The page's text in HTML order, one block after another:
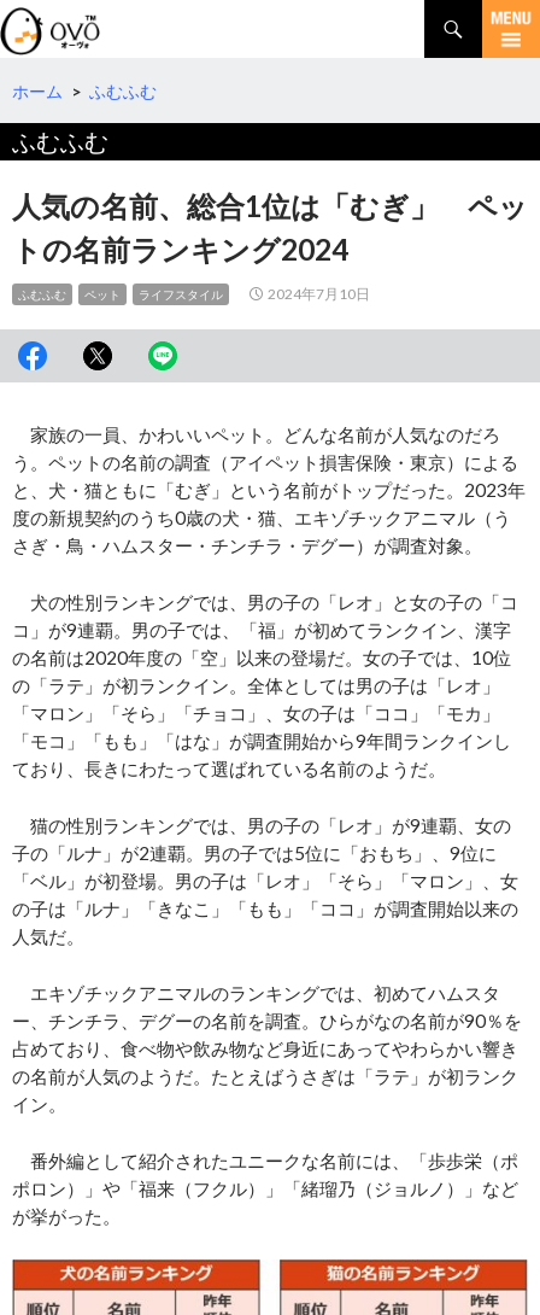
検
索
コ
テ
へ
動
ホーム > ふむふむ
ふむふむ
人気の名前、総合1位は「むぎ」 ペッ
トの名前ランキング2024
ふむふむ ペット ライフスタイル 2024年7月10日
家族の一員、かわいいペット。どんな名前が人気なのだろ
う。ペットの名前の調査（アイペット損害保険・東京）による
と、犬・猫ともに「むぎ」という名前がトップだった。2023年
度の新規契約のうち0歳の犬・猫、エキゾチックアニマル（う
さぎ・鳥・ハムスター・チンチラ・デグー）が調査対象。
犬の性別ランキングでは、男の子の「レオ」と女の子の「コ
コ」が9連覇。男の子では、「福」が初めてランクイン、漢字
の名前は2020年度の「空」以来の登場だ。女の子では、10位
の「ラテ」が初ランクイン。全体としては男の子は「レオ」
「マロン」「そら」「チョコ」、女の子は「ココ」「モカ」
「モコ」「もも」「はな」が調査開始から9年間ランクインし
ており、長きにわたって選ばれている名前のようだ。
猫の性別ランキングでは、男の子の「レオ」が9連覇、女の
子の「ルナ」が2連覇。男の子では5位に「おもち」、9位に
「ベル」が初登場。男の子は「レオ」「そら」「マロン」、女
の子は「ルナ」「きなこ」「もも」「ココ」が調査開始以来の
人気だ。
エキゾチックアニマルのランキングでは、初めてハムスタ
ー、チンチラ、デグーの名前を調査。ひらがなの名前が90％を
占めており、食べ物や飲み物など身近にあってやわらかい響き
の名前が人気のようだ。たとえばうさぎは「ラテ」が初ランク
イン。
番外編として紹介されたユニークな名前には、「歩歩栄（ポ
ポロン）」や「福来（フクル）」「緒瑠乃（ジョルノ）」など
が挙がった。